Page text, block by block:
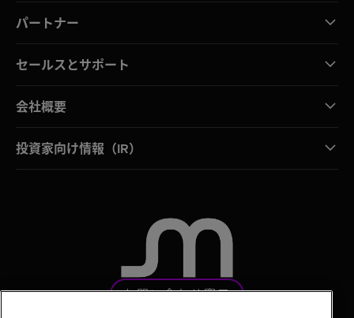
パートナー
セールスとサポート
会社概要
投資家向け情報（IR）
お問い合わせ窓口